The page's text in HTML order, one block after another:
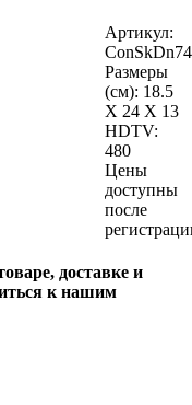
Артикул:
ConSkDn74
Размеры
(см): 18.5
X 24 X 13
HDTV:
480
Цены
доступны
после
доставке и
к нашим